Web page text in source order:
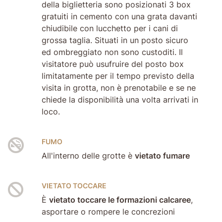
della biglietteria sono posizionati 3 box
gratuiti in cemento con una grata davanti
chiudibile con lucchetto per i cani di
grossa taglia. Situati in un posto sicuro
ed ombreggiato non sono custoditi. Il
visitatore può usufruire del posto box
limitatamente per il tempo previsto della
visita in grotta, non è prenotabile e se ne
chiede la disponibilità una volta arrivati in
loco.
FUMO
All'interno delle grotte è vietato fumare
VIETATO TOCCARE
È vietato toccare le formazioni calcaree,
asportare o rompere le concrezioni